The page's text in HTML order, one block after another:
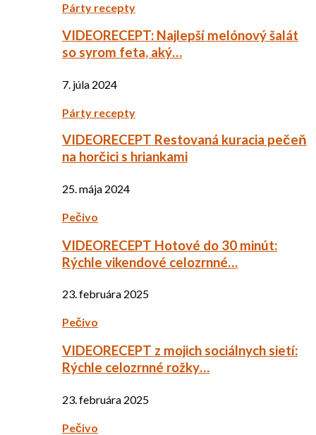
Párty recepty
VIDEORECEPT: Najlepší melónový šalát
so syrom feta, aký…
7. júla 2024
Párty recepty
VIDEORECEPT Restovaná kuracia pečeň
na horčici s hriankami
25. mája 2024
Pečivo
VIDEORECEPT Hotové do 30 minút:
Rýchle vikendové celozrnné…
23. februára 2025
Pečivo
VIDEORECEPT z mojich sociálnych sietí:
Rýchle celozrnné rožky…
23. februára 2025
Pečivo